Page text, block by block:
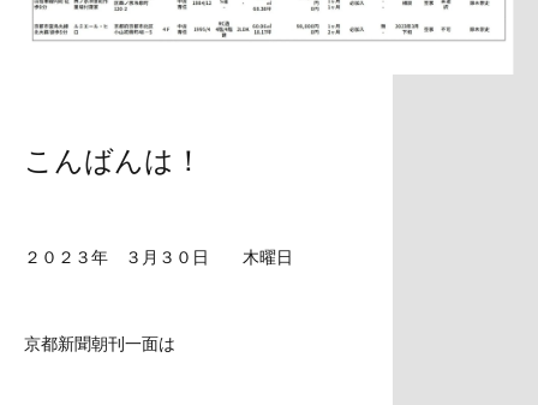
こんばんは！
２０２３年 ３月３０日 木曜日
京都新聞朝刊一面は